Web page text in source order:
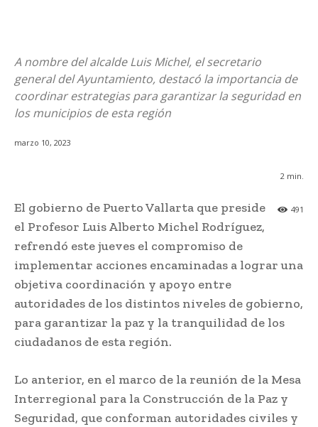
A nombre del alcalde Luis Michel, el secretario
general del Ayuntamiento, destacó la importancia de
coordinar estrategias para garantizar la seguridad en
los municipios de esta región
marzo 10, 2023
2 min.
491
El gobierno de Puerto Vallarta que preside
el Profesor Luis Alberto Michel Rodríguez,
refrendó este jueves el compromiso de
implementar acciones encaminadas a lograr una
objetiva coordinación y apoyo entre
autoridades de los distintos niveles de gobierno,
para garantizar la paz y la tranquilidad de los
ciudadanos de esta región.
Lo anterior, en el marco de la reunión de la Mesa
Interregional para la Construcción de la Paz y
Seguridad, que conforman autoridades civiles y